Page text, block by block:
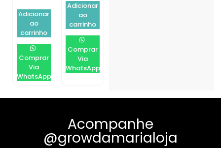
Adicionar
ao
carrinho
Comprar
Via
WhatsApp
Adicionar
ao
carrinho
Comprar
Via
WhatsApp
Acompanhe
@growdamarialoja